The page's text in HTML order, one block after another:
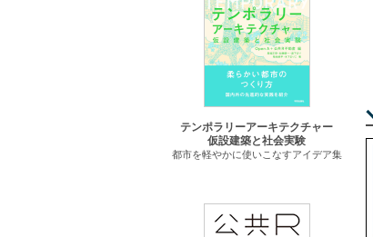
テンポラリーアーキテクチャー
仮設建築と社会実験
都市を軽やかに使いこなすアイデア集